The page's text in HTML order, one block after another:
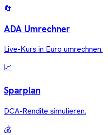
🔄
ADA Umrechner
Live-Kurs in Euro umrechnen.
📈
Sparplan
DCA-Rendite simulieren.
💰